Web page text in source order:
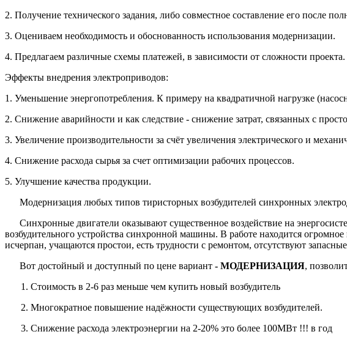
2. Получение технического задания, либо совместное составление его после
3. Оцениваем необходимость и обоснованность использования модернизации.
4. Предлагаем различные схемы платежей, в зависимости от сложности проекта.
Эффекты внедрения электроприводов:
1. Уменьшение энергопотребления. К примеру на квадратичной нагрузке
2. Снижение аварийности и как следствие - снижение затрат, связанных с
3. Увеличение производительности за счёт увеличения электрического и
4. Снижение расхода сырья за счет оптимизации рабочих процессов.
5. Улучшение качества продукции.
Модернизация любых типов тиристорных возбудителей синхронных
Синхронные двигатели оказывают существенное воздействие на
возбудительного устройства синхронной машины. В работе находится
исчерпан, учащаются простои, есть трудности с ремонтом, отсутствуют
Вот достойный и доступный по цене вариант - МОДЕРНИЗАЦИЯ,
1. Стоимость в 2-6 раз меньше чем купить новый возбудитель
2. Многократное повышение надёжности существующих возбудителей.
3. Снижение расхода электроэнергии на 2-20% это более 100МВт !!! в год